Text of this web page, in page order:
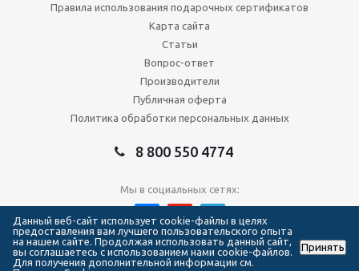
Правила использования подарочных сертификатов
Карта сайта
Статьи
Вопрос-ответ
Производители
Публичная оферта
Политика обработки персональных данных
8 800 550 4774
Мы в социальных сетях:
2026 © Сеть магазинов Forma Hockey
Данный веб-сайт использует cookie-файлы в целях
предоставления вам лучшего пользовательского опыта
на нашем сайте. Продолжая использовать данный сайт,
вы соглашаетесь с использованием нами cookie-файлов.
Для получения дополнительной информации см.
Принять